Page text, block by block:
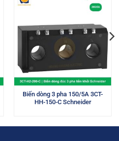
Biến dòng 3 pha 150/5A 3CT-
HH-150-C Schneider